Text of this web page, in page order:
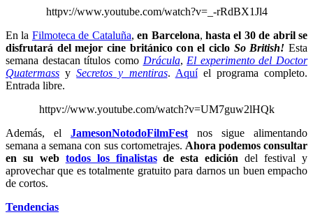
httpv://www.youtube.com/watch?v=_-rRdBX1Jl4
En la Filmoteca de Cataluña,en Barcelona, hasta el 30 de abril se
disfrutará del mejor cine británico con el ciclo So British!Esta
semana destacan títulos como Drácula,El experimento del Doctor
Quatermass ySecretos y mentiras. Aquíel programa completo.
Entrada libre.
httpv://www.youtube.com/watch?v=UM7guw2lHQk
Además, el JamesonNotodoFilmFestnos sigue alimentando
semana a semana con sus cortometrajes. Ahora podemos consultar
en su web todos los finalistasde esta edición del festival y
aprovechar que es totalmente gratuito para darnos un buen empacho
de cortos.
Tendencias